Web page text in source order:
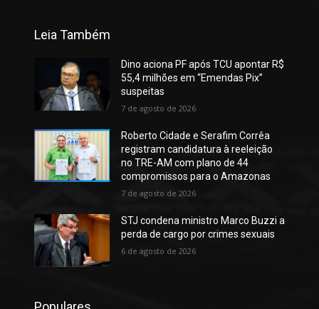
Leia Também
Dino aciona PF após TCU apontar R$
55,4 milhões em “Emendas Pix”
suspeitas
7 de agosto de 2026
Roberto Cidade e Serafim Corrêa
registram candidatura à reeleição
no TRE-AM com plano de 44
compromissos para o Amazonas
7 de agosto de 2026
STJ condena ministro Marco Buzzi a
perda de cargo por crimes sexuais
6 de agosto de 2026